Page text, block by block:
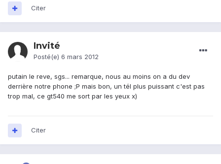
Citer
Invité
Posté(e) 6 mars 2012
putain le reve, sgs... remarque, nous au moins on a du dev
derrière notre phone ;P mais bon, un tél plus puissant c'est pas
trop mal, ce gt540 me sort par les yeux x)
Citer